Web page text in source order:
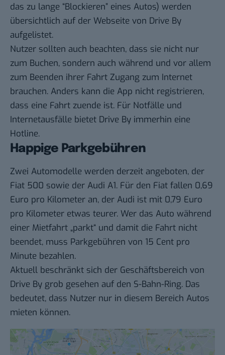
das zu lange “Blockieren” eines Autos) werden
übersichtlich auf der Webseite von Drive By
aufgelistet.
Nutzer sollten auch beachten, dass sie nicht nur
zum Buchen, sondern auch während und vor allem
zum Beenden ihrer Fahrt Zugang zum Internet
brauchen. Anders kann die App nicht registrieren,
dass eine Fahrt zuende ist. Für Notfälle und
Internetausfälle bietet Drive By immerhin eine
Hotline.
Happige Parkgebühren
Zwei Automodelle werden derzeit angeboten, der
Fiat 500 sowie der Audi A1. Für den Fiat fallen 0,69
Euro pro Kilometer an, der Audi ist mit 0,79 Euro
pro Kilometer etwas teurer. Wer das Auto während
einer Mietfahrt „parkt“ und damit die Fahrt nicht
beendet, muss Parkgebühren von 15 Cent pro
Minute bezahlen.
Aktuell beschränkt sich der Geschäftsbereich von
Drive By grob gesehen auf den S-Bahn-Ring. Das
bedeutet, dass Nutzer nur in diesem Bereich Autos
mieten können.